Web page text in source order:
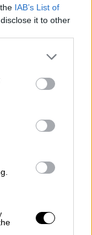
IAB’s List of
it to other
or more Google
may click to
party tags to
in below Google
ζημιές
στη χώρα
ενώπιον